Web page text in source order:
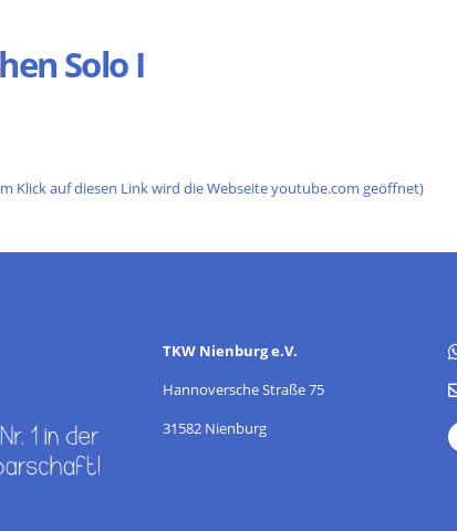
Solo I
Klick auf diesen Link wird die Webseite youtube.com geöffnet)
TKW Nienburg e.V.
Hannoversche Straße 75
31582 Nienburg